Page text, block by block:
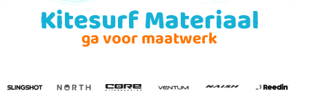
Kitesurf Materiaal
ga voor maatwerk